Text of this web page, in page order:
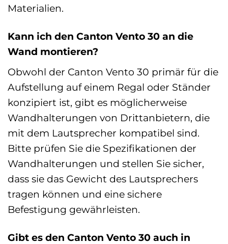
Materialien.
Kann ich den Canton Vento 30 an die
Wand montieren?
Obwohl der Canton Vento 30 primär für die
Aufstellung auf einem Regal oder Ständer
konzipiert ist, gibt es möglicherweise
Wandhalterungen von Drittanbietern, die
mit dem Lautsprecher kompatibel sind.
Bitte prüfen Sie die Spezifikationen der
Wandhalterungen und stellen Sie sicher,
dass sie das Gewicht des Lautsprechers
tragen können und eine sichere
Befestigung gewährleisten.
Gibt es den Canton Vento 30 auch in